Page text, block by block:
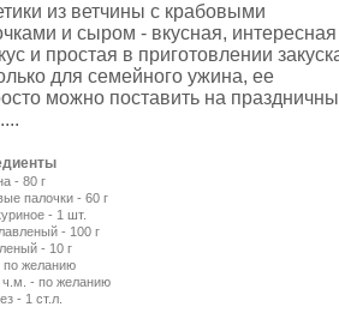
из ветчины с крабовыми
и сыром - вкусная, интересная
и простая в приготовлении
для семейного ужина, ее
можно поставить на
- 80 г
палочки - 60 г
- 1 шт.
- 100 г
- 10 г
по желанию
ч.м. - по желанию
- 1 ст.л.